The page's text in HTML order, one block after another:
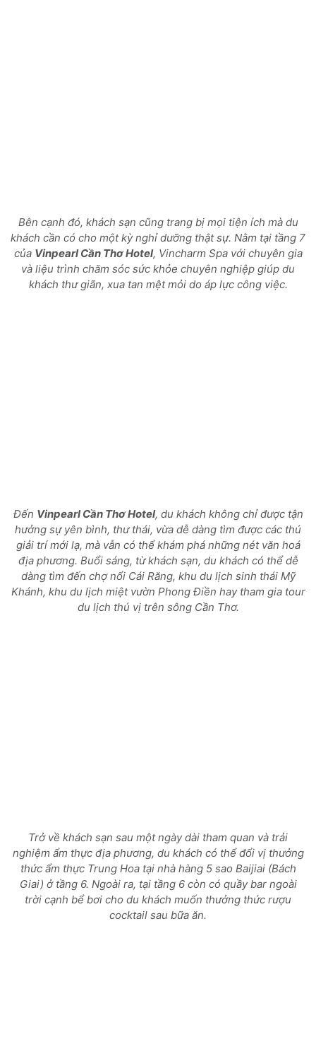
Bên cạnh đó, khách sạn cũng trang bị mọi tiện ích mà du
khách cần có cho một kỳ nghỉ dưỡng thật sự. Nằm tại tầng 7
của Vinpearl Cần Thơ Hotel, Vincharm Spa với chuyên gia
và liệu trình chăm sóc sức khỏe chuyên nghiệp giúp du
khách thư giãn, xua tan mệt mỏi do áp lực công việc.
Đến Vinpearl Cần Thơ Hotel, du khách không chỉ được tận
hưởng sự yên bình, thư thái, vừa dễ dàng tìm được các thú
giải trí mới lạ, mà vẫn có thể khám phá những nét văn hoá
địa phương. Buổi sáng, từ khách sạn, du khách có thể dễ
dàng tìm đến chợ nổi Cái Răng, khu du lịch sinh thái Mỹ
Khánh, khu du lịch miệt vườn Phong Điền hay tham gia tour
du lịch thú vị trên sông Cần Thơ.
Trở về khách sạn sau một ngày dài tham quan và trải
nghiệm ẩm thực địa phương, du khách có thể đổi vị thưởng
thức ẩm thực Trung Hoa tại nhà hàng 5 sao Baijiai (Bách
Giai) ở tầng 6. Ngoài ra, tại tầng 6 còn có quầy bar ngoài
trời cạnh bể bơi cho du khách muốn thưởng thức rượu
cocktail sau bữa ăn.